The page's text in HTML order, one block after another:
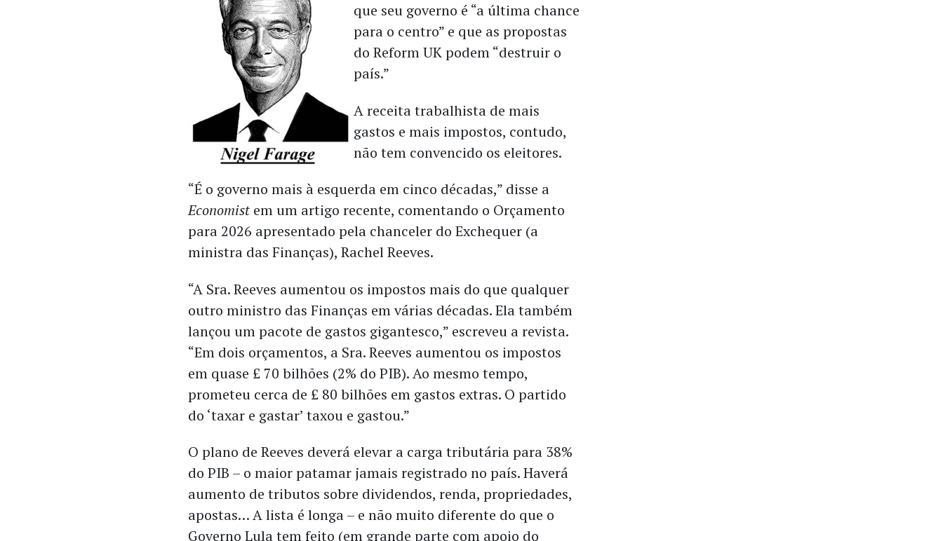
que seu governo é “a última chance
para o centro” e que as propostas
do Reform UK podem “destruir o
país.”
A receita trabalhista de mais
gastos e mais impostos, contudo,
não tem convencido os eleitores.
“É o governo mais à esquerda em cinco décadas,” disse a
Economist em um artigo recente, comentando o Orçamento
para 2026 apresentado pela chanceler do Exchequer (a
ministra das Finanças), Rachel Reeves.
“A Sra. Reeves aumentou os impostos mais do que qualquer
outro ministro das Finanças em várias décadas. Ela também
lançou um pacote de gastos gigantesco,” escreveu a revista.
“Em dois orçamentos, a Sra. Reeves aumentou os impostos
em quase £ 70 bilhões (2% do PIB). Ao mesmo tempo,
prometeu cerca de £ 80 bilhões em gastos extras. O partido
do ‘taxar e gastar’ taxou e gastou.”
O plano de Reeves deverá elevar a carga tributária para 38%
do PIB – o maior patamar jamais registrado no país. Haverá
aumento de tributos sobre dividendos, renda, propriedades,
apostas… A lista é longa – e não muito diferente do que o
Governo Lula tem feito (em grande parte com apoio do